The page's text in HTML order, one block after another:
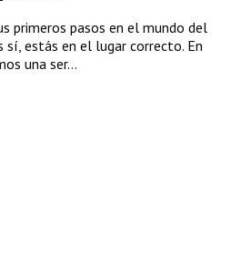
primeros pasos en el mundo del
sí, estás en el lugar correcto. En
una ser...